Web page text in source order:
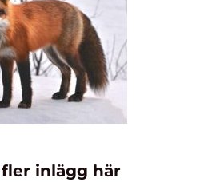
fler inlägg här